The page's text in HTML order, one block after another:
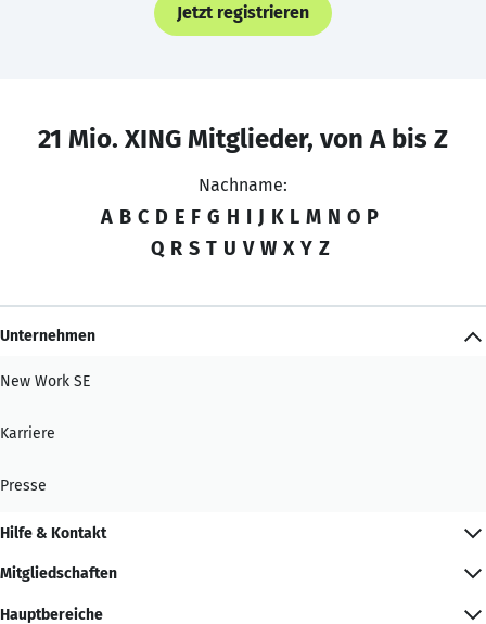
Jetzt registrieren
21 Mio. XING Mitglieder, von A bis Z
Nachname:
A B C D E F G H I J K L M N O P
Q R S T U V W X Y Z
Unternehmen
New Work SE
Karriere
Presse
Hilfe & Kontakt
Mitgliedschaften
Hauptbereiche